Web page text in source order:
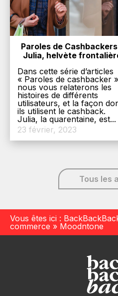
Paroles de
Julia, helvète
Dans cette série d’articles
« Paroles de cashbacker
nous vous relaterons les
histoires de différents
utilisateurs, et la façon
ils utilisent le cashback.
Julia, la quarentaine, est...
23 février, 2023
Tous les
Vous êtes ici :
commerce » Moodntone